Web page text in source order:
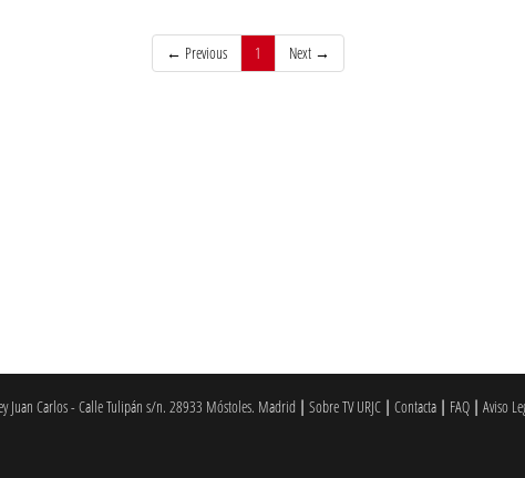
← Previous 1 (current)Next →
Juan Carlos - Calle Tulipán s/n. 28933 Móstoles. Madrid | Sobre TV URJC | Contacta | FAQ | Aviso